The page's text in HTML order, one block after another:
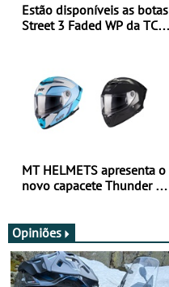
Estão disponíveis as botas
Street 3 Faded WP da TCX
MT HELMETS apresenta o
novo capacete Thunder 4 R
Opiniões